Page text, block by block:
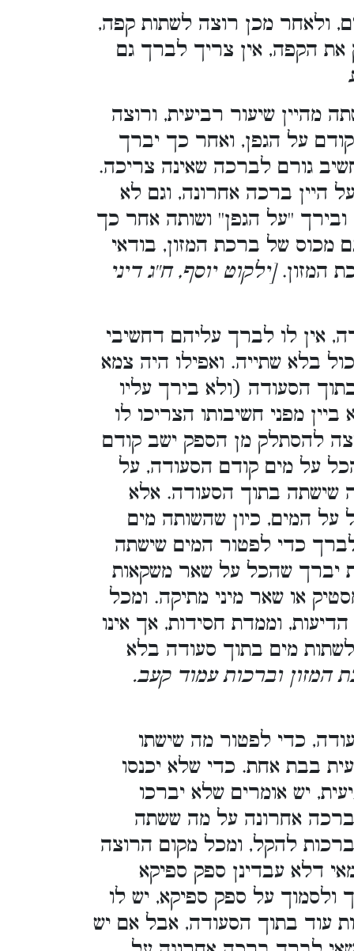
ולאחר מכן רוצה לשתות קפה,
הקפה, אין צריך לברך גם
מהיין שיעור רביעית, ורוצה
על הגפן, ואחר כך יברך
גורם לברכה שאינה צריכה.
היין ברכה אחרונה, וגם לא
''על הגפן'' ושותה אחר כך
של ברכת המזון, בודאי
המזון.[ילקוט יוסף, ח''ג דיני
אין לו לברך עליהם דחשיבי
בלא שתייה. ואפילו היה צמא
הסעודה (ולא בירך עליו
מפני חשיבותו הצריכו לו
להסתלק מן הספק ישב קודם
על מים קודם הסעודה, על
שישתה בתוך הסעודה. אלא
על המים, כיון שהשותה מים
כדי לפטור המים שישתה
יברך שהכל על שאר משקאות
או שאר מיני מתיקה. ומכל
וממדת חסידות, אך אינו
מים בתוך סעודה בלא
המזון וברכות עמוד קעב.
כדי לפטור מה שישתו
בבת אחת. כדי שלא יכנסו
יש אומרים שלא יברכו
אחרונה על מה ששתה
להקל, ומכל מקום הרוצה
דלא עבדינן ספק ספיקא
על ספק ספיקא, יש לו
עוד בתוך הסעודה, אבל אם יש